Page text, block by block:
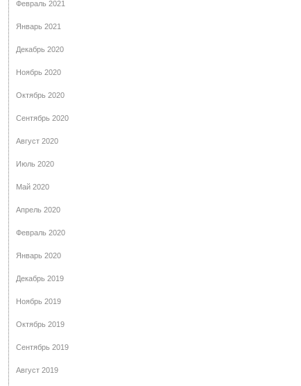
Февраль 2021
Январь 2021
Декабрь 2020
Ноябрь 2020
Октябрь 2020
Сентябрь 2020
Август 2020
Июль 2020
Май 2020
Апрель 2020
Февраль 2020
Январь 2020
Декабрь 2019
Ноябрь 2019
Октябрь 2019
Сентябрь 2019
Август 2019